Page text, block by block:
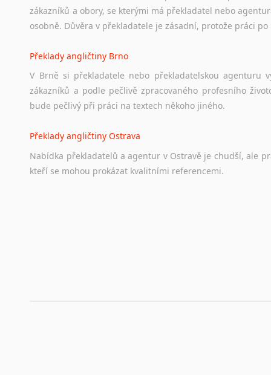
zákazníků a obory, se kterými má překladatel nebo
osobně. Důvěra v překladatele je zásadní, protože práci
Překlady angličtiny Brno
V Brně si překladatele nebo překladatelskou agenturu
zákazníků a podle pečlivě zpracovaného profesního
bude pečlivý při práci na textech někoho jiného.
Překlady angličtiny Ostrava
Nabídka překladatelů a agentur v Ostravě je chudší, ale
kteří se mohou prokázat kvalitními referencemi.